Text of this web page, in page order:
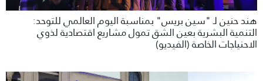
هند حنين لـ "سين بريس" بمناسبة اليوم العالمي للتوحد:
التنمية البشرية بعين الشق تمول مشاريع اقتصادية لذوي
الاحنياجات الخاصة (الفيديو)